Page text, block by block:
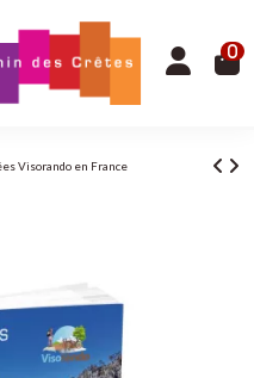
0
Visorando en France